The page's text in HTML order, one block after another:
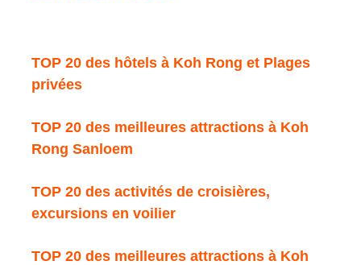
TOP 20 des hôtels à Koh Rong et Plages
privées
TOP 20 des meilleures attractions à Koh
Rong Sanloem
TOP 20 des activités de croisières,
excursions en voilier
TOP 20 des meilleures attractions à Koh